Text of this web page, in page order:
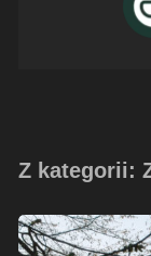
Z kategorii:
Pałac
Żyrowa-